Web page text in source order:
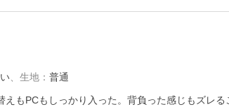
、 生地 ： 普通
もPCもしっかり入った。背負った感じもズレる